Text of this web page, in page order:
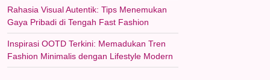
Rahasia Visual Autentik: Tips Menemukan
Gaya Pribadi di Tengah Fast Fashion
Inspirasi OOTD Terkini: Memadukan Tren
Fashion Minimalis dengan Lifestyle Modern